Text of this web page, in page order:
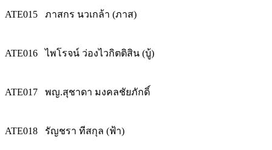
ATE015 ภาสกร นวเกล้า (ภาส)
ATE016 ไพโรจน์ ว่องไวกิตติสิน (บู้)
ATE017 พญ.สุชาดา มงคลชัยภักดิ์
ATE018 รัญชรา ทีสกุล (ฟ้า)